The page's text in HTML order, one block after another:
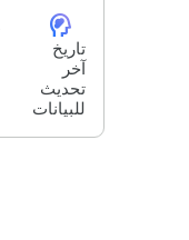
cognition_2
تاريخ
آخر
تحديث
للبيانات